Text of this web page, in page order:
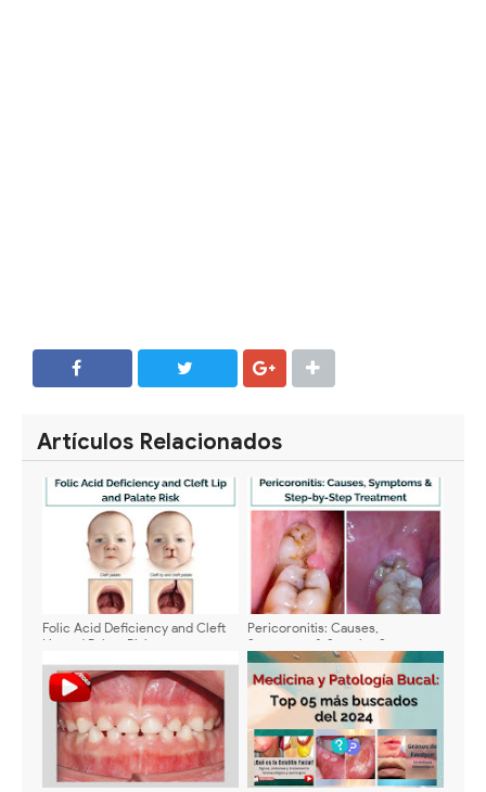
Artículos Relacionados
Folic Acid Deficiency and Cleft
Lip and Palate Risk
Pericoronitis: Causes,
Symptoms & Step-by-Step
Treatment